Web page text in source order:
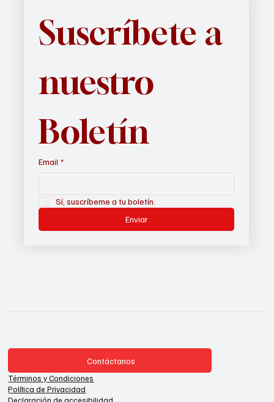
Suscríbete a
nuestro
Boletín
Email *
Sí, suscríbeme a tu boletín.
Enviar
Contáctanos
Términos y Condiciones
Política de Privacidad